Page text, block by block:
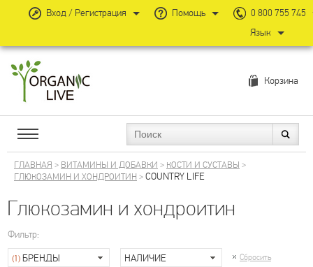
Корзина
ГЛАВНАЯ > ВИТАМИНЫ И ДОБАВКИ > КОСТИ И СУСТАВЫ >
ГЛЮКОЗАМИН И ХОНДРОИТИН >COUNTRY LIFE
Глюкозамин и хондроитин
Фильтр:
(1) БРЕНДЫ НАЛИЧИЕ Сбросить
Вход / Регистрация Помощь
0 800 755 745
Язык